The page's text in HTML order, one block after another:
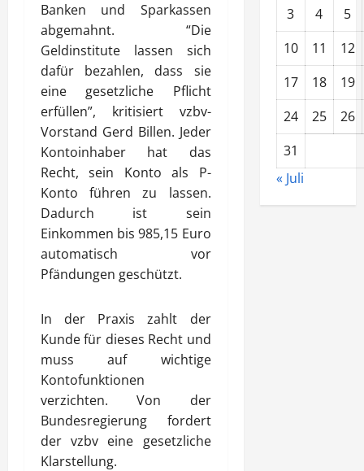
Banken und Sparkassen
abgemahnt. “Die
Geldinstitute lassen sich
dafür bezahlen, dass sie
eine gesetzliche Pflicht
erfüllen”, kritisiert vzbv-
Vorstand Gerd Billen. Jeder
Kontoinhaber hat das
Recht, sein Konto als P-
Konto führen zu lassen.
Dadurch ist sein
Einkommen bis 985,15 Euro
automatisch vor
Pfändungen geschützt.
In der Praxis zahlt der
Kunde für dieses Recht und
muss auf wichtige
Kontofunktionen
verzichten. Von der
Bundesregierung fordert
der vzbv eine gesetzliche
Klarstellung.
3 4
5
10
11
12
17
18
19
24
25
26
31
« Juli